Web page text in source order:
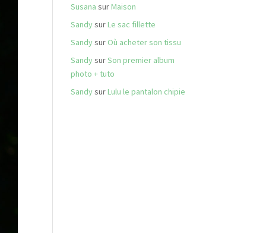
Susana surMaison
SandysurLe sac fillette
Sandysur Où acheter son tissu
SandysurSon premier album
photo + tuto
SandysurLulu le pantalon chipie